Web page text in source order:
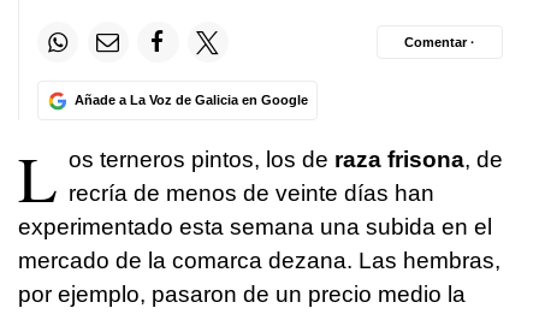
Añade a La Voz de Galicia en Google
Comentar ·
L os terneros pintos, los de raza frisona, de
recría de menos de veinte días han
experimentado esta semana una subida en el
mercado de la comarca dezana. Las hembras,
por ejemplo, pasaron de un precio medio la